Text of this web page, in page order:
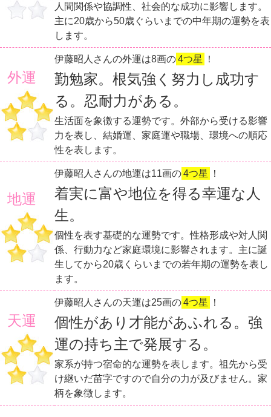
人間関係や協調性、社会的な成功に影響します。
主に20歳から50歳ぐらいまでの中年期の運勢を表
します。
外運
伊藤昭人さんの外運は8画の4つ星 ！
勤勉家。根気強く努力し成功す
る。忍耐力がある。
生活面を象徴する運勢です。外部から受ける影響
力を表し、結婚運、家庭運や職場、環境への順応
性を表します。
地運
伊藤昭人さんの地運は11画の4つ星 ！
着実に富や地位を得る幸運な人
生。
個性を表す基礎的な運勢です。性格形成や対人関
係、行動力など家庭環境に影響されます。主に誕
生してから20歳くらいまでの若年期の運勢を表し
ます。
天運
伊藤昭人さんの天運は25画の4つ星 ！
個性があり才能があふれる。強
運の持ち主で発展する。
家系が持つ宿命的な運勢を表します。祖先から受
け継いだ苗字ですので自分の力が及びません。家
柄を象徴します。